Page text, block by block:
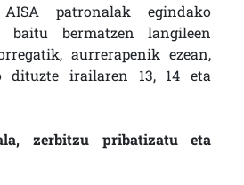
patronalak egindako
baitu bermatzen langileen
aurrerapenik ezean,
dituzte irailaren 13, 14 eta
zerbitzu pribatizatu eta